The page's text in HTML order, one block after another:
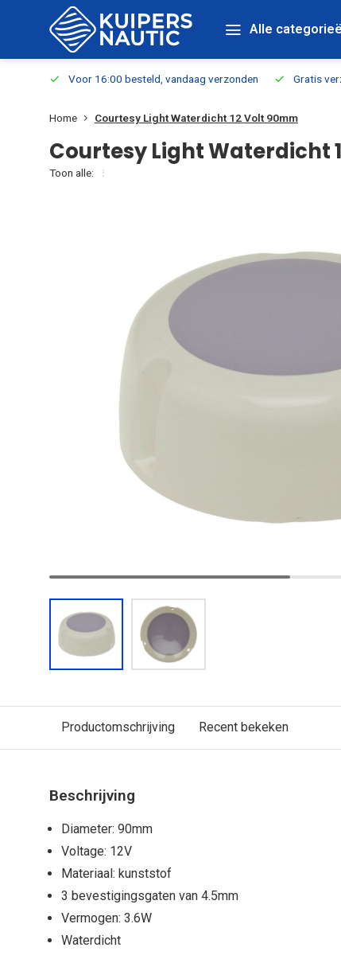
Alle
Voor 16:00 besteld, vandaag verzonden Gratis
Home Courtesy Light Waterdicht 12 Volt 90mm
Courtesy Light Waterdicht
Toon alle:
Productomschrijving Recent bekeken
Beschrijving
Diameter: 90mm
Voltage: 12V
Materiaal: kunststof
3 bevestigingsgaten van 4.5mm
Vermogen: 3.6W
Waterdicht